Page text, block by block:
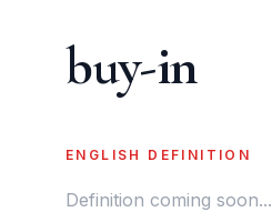
buy-in
ENGLISH DEFINITION
Definition coming soon...